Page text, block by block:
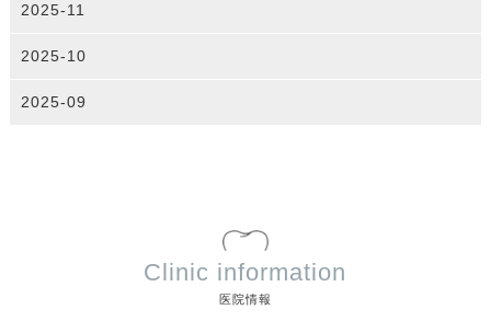
2025-11
2025-10
2025-09
Clinic information
医院情報